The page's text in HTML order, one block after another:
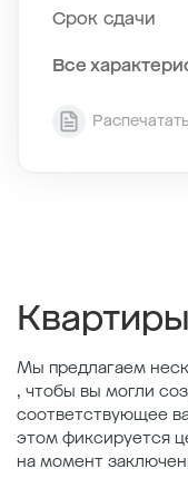
Срок сдачи
Все
Секция
Мы предлагаем
, чтобы вы могли
соответствующее
этом фиксируется
на момент